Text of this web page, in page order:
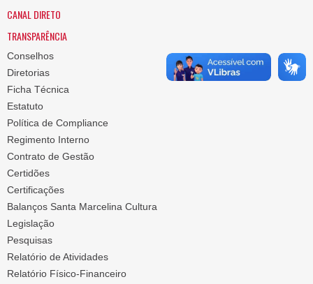
CANAL DIRETO
TRANSPARÊNCIA
Conselhos
Diretorias
Ficha Técnica
Estatuto
Política de Compliance
Regimento Interno
Contrato de Gestão
Certidões
Certificações
Balanços Santa Marcelina Cultura
Legislação
Pesquisas
Relatório de Atividades
Relatório Físico-Financeiro